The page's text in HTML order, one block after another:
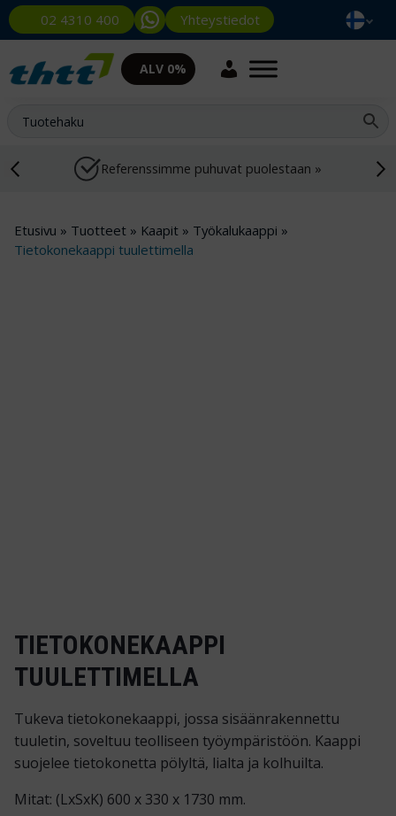
02 4310 400 Yhteystiedot
ALV 0%
Referenssimme puhuvat puolestaan »
Etusivu » Tuotteet » Kaapit » Työkalukaappi »
Tietokonekaappi tuulettimella
TIETOKONEKAAPPI
TUULETTIMELLA
Tukeva tietokonekaappi, jossa sisäänrakennettu
tuuletin, soveltuu teolliseen työympäristöön. Kaappi
suojelee tietokonetta pölyltä, lialta ja kolhuilta.
Mitat: (LxSxK) 600 x 330 x 1730 mm.